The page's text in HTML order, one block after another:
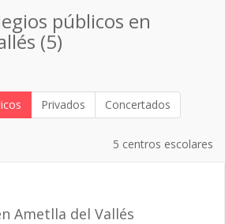
públicos en
(5)
Privados Concertados
5 centros escolares
Ametlla del Vallés